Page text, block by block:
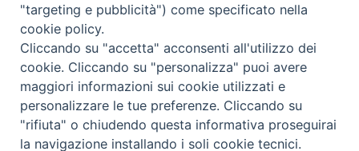
Copyright © 2019 - Tutti i diritti riservati - Vita
Trentina Editrice
Privacy Policy
Torna
"targeting e pubblicità") come specificato nella
cookie policy.
Cliccando su "accetta" acconsenti all'utilizzo dei
cookie. Cliccando su "personalizza" puoi avere
maggiori informazioni sui cookie utilizzati e
personalizzare le tue preferenze. Cliccando su
"rifiuta" o chiudendo questa informativa proseguirai
la navigazione installando i soli cookie tecnici.